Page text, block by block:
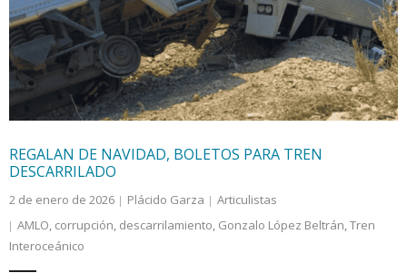
REGALAN DE NAVIDAD, BOLETOS PARA TREN
DESCARRILADO
2 de enero de 2026 Plácido Garza
Articulistas
AMLO, corrupción, descarrilamiento, Gonzalo López Beltrán,Tren
Interoceánico